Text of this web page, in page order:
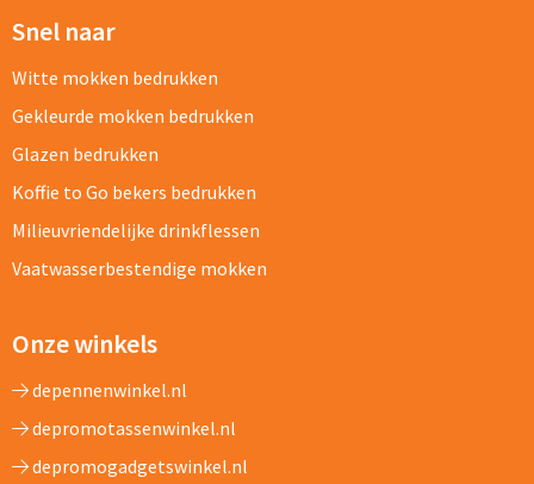
Snel naar
Witte mokken bedrukken
Gekleurde mokken bedrukken
Glazen bedrukken
Koffie to Go bekers bedrukken
Milieuvriendelijke drinkflessen
Vaatwasserbestendige mokken
Onze winkels
depennenwinkel.nl
depromotassenwinkel.nl
depromogadgetswinkel.nl